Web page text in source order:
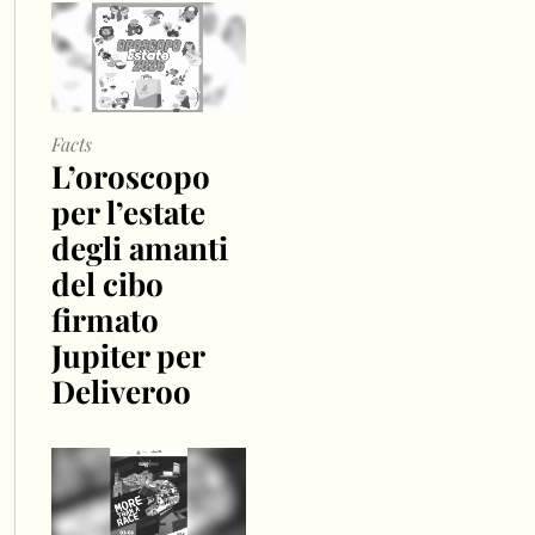
L’oroscopo
per l’estate
degli amanti
del cibo
firmato
Jupiter per
Deliveroo
Facts